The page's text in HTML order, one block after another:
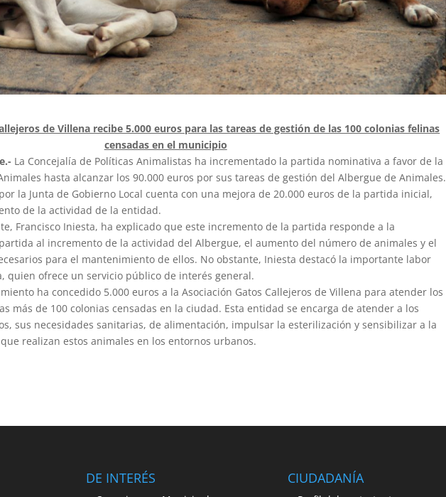
de Villena recibe 5.000 euros para las tareas de gestión de las 100 colonias felinas
censadas en el municipio
La Concejalía de Políticas Animalistas ha incrementado la partida nominativa a favor de la
hasta alcanzar los 90.000 euros por sus tareas de gestión del Albergue de Animales.
la Junta de Gobierno Local cuenta con una mejora de 20.000 euros de la partida inicial,
de la actividad de la entidad.
Francisco Iniesta, ha explicado que este incremento de la partida responde a la
al incremento de la actividad del Albergue, el aumento del número de animales y el
para el mantenimiento de ellos. No obstante, Iniesta destacó la importante labor
quien ofrece un servicio público de interés general.
ha concedido 5.000 euros a la Asociación Gatos Callejeros de Villena para atender los
más de 100 colonias censadas en la ciudad. Esta entidad se encarga de atender a los
sus necesidades sanitarias, de alimentación, impulsar la esterilización y sensibilizar a la
realizan estos animales en los entornos urbanos.
DE INTERÉS CIUDADANÍA